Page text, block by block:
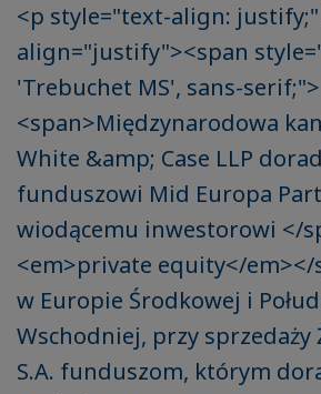
<p style="text-align: justify;"
align="justify"><span
'Trebuchet MS', sans-serif;">
<span>Międzynarodowa
White &amp; Case LLP
funduszowi Mid Europa
wiodącemu inwestorowi </
<em>private equity</em></
w Europie Środkowej i
Wschodniej, przy sprzedaży
S.A. funduszom, którym